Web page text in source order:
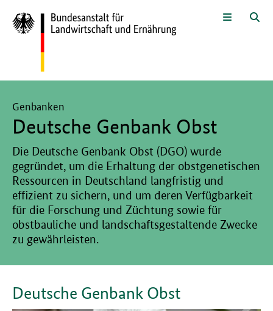
Zur Sprachwahl und Menü
Deutsche Genbank Obst
Genbanken
Die Deutsche Genbank Obst (DGO) wurde
gegründet, um die Erhaltung der obstgenetischen
Ressourcen in Deutschland langfristig und
effizient zu sichern, und um deren Verfügbarkeit
für die Forschung und Züchtung sowie für
obstbauliche und landschaftsgestaltende Zwecke
zu gewährleisten.
Deutsche Genbank Obst